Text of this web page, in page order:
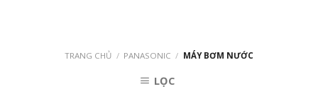
TRANG CHỦ / PANASONIC / MÁY BƠM NƯỚC
LỌC